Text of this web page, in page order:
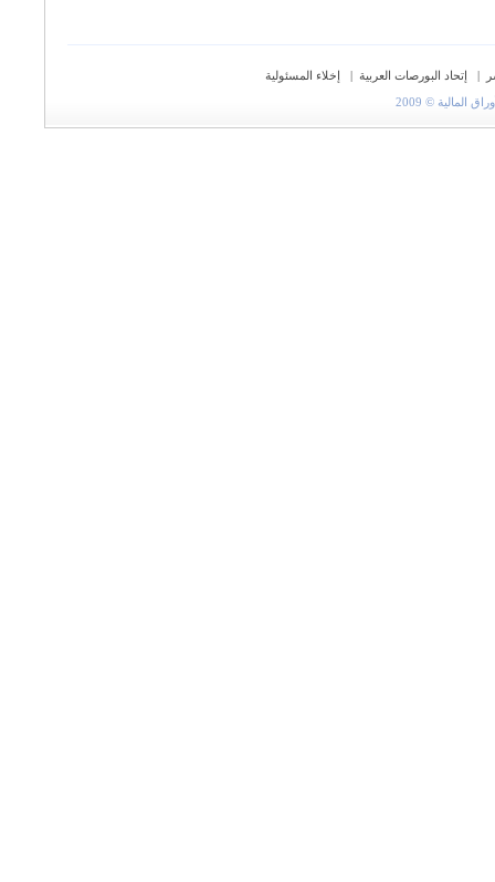
| إتحاد البورصات العربية |
إخلاء المسئولية
© 2009